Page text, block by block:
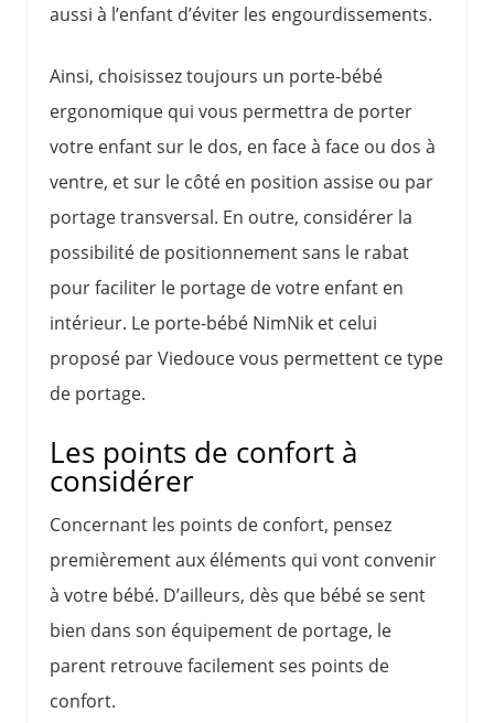
aussi à l’enfant d’éviter les engourdissements.
Ainsi, choisissez toujours un porte-bébé
ergonomique qui vous permettra de porter
votre enfant sur le dos, en face à face ou dos à
ventre, et sur le côté en position assise ou par
portage transversal. En outre, considérer la
possibilité de positionnement sans le rabat
pour faciliter le portage de votre enfant en
intérieur. Le porte-bébé NimNik et celui
proposé par Viedouce vous permettent ce type
de portage.
Les points de confort à
considérer
Concernant les points de confort, pensez
premièrement aux éléments qui vont convenir
à votre bébé. D’ailleurs, dès que bébé se sent
bien dans son équipement de portage, le
parent retrouve facilement ses points de
confort.